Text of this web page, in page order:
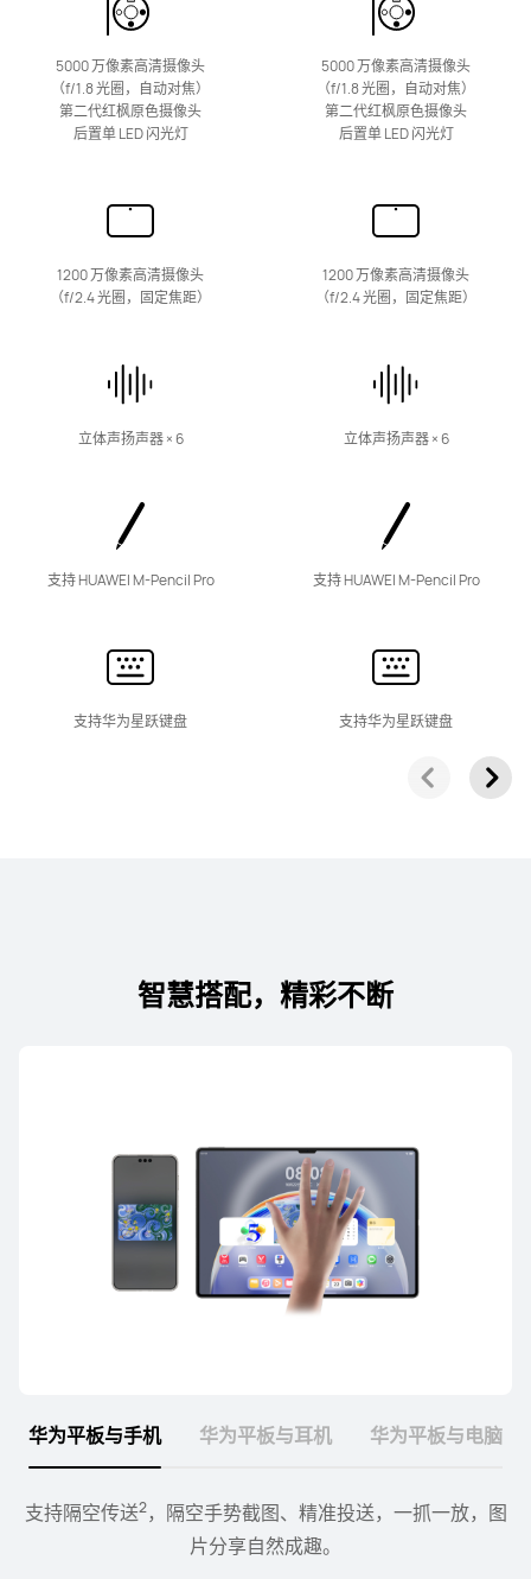
5000 万像素高清摄像头
（f/1.8 光圈，自动对焦）
第二代红枫原色摄像头
后置单 LED 闪光灯
1200 万像素高清摄像头
（f/2.4 光圈，固定焦距）
立体声扬声器 × 6
支持 HUAWEI M-Pencil Pro
支持华为星跃键盘
5000 万像素高清摄像头
（f/1.8 光圈，自动对焦）
第二代红枫原色摄像头
后置单 LED 闪光灯
1200 万像素高清摄像头
（f/2.4 光圈，固定焦距）
立体声扬声器 × 6
支持 HUAWEI M-Pencil Pro
支持华为星跃键盘
智慧搭配，精彩不断
支持隔空传送2，隔空手势截图、精准投送，一抓一放，图
片分享自然成⁠趣。
多设备连接在搭载 HarmonyOS 的设备间音频流转及双设
备跨生态流⁠转⁠3。
好屏成双，只需一拖一拽，图片、文案和创作素材即可在
PC 与平板间互⁠传⁠
华为平板与手机 华为平板与耳机 华为平板与电脑